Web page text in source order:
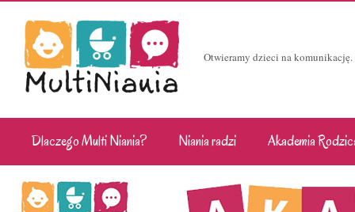
Otwieramy dzieci na
Dlaczego Multi Niania? Niania radzi Akademia